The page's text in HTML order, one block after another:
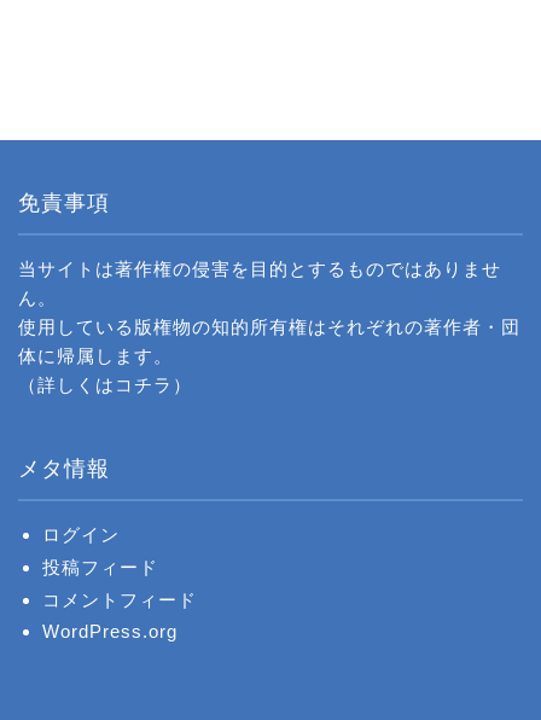
免責事項
当サイトは著作権の侵害を目的とするものではありませ
ん。
使用している版権物の知的所有権はそれぞれの著作者・団
体に帰属します。
（詳しくは コチラ ）
メタ情報
ログイン
投稿フィード
コメントフィード
WordPress.org